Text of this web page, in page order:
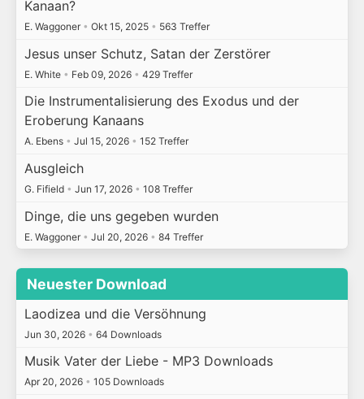
Kanaan?
E. Waggoner • Okt 15, 2025 • 563 Treffer
Jesus unser Schutz, Satan der Zerstörer
E. White • Feb 09, 2026 • 429 Treffer
Die Instrumentalisierung des Exodus und der
Eroberung Kanaans
A. Ebens • Jul 15, 2026 • 152 Treffer
Ausgleich
G. Fifield • Jun 17, 2026 • 108 Treffer
Dinge, die uns gegeben wurden
E. Waggoner • Jul 20, 2026 • 84 Treffer
Neuester Download
Laodizea und die Versöhnung
Jun 30, 2026 • 64 Downloads
Musik Vater der Liebe - MP3 Downloads
Apr 20, 2026 • 105 Downloads